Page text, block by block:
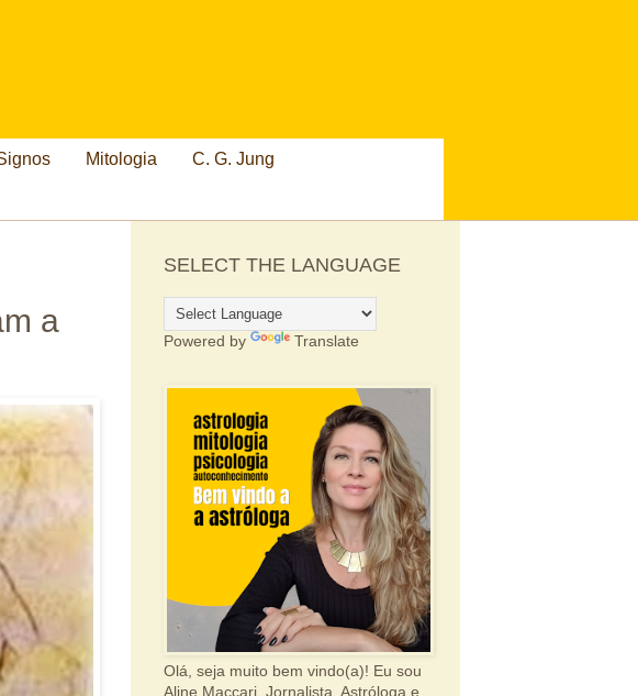
Mitologia C. G. Jung
a
SELECT THE LANGUAGE
Powered by Translate
Olá, seja muito bem vindo(a)! Eu sou
Aline Maccari, Jornalista, Astróloga e